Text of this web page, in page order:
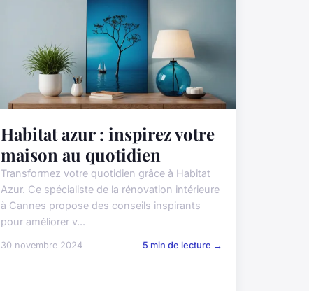
Habitat azur : inspirez votre
maison au quotidien
Transformez votre quotidien grâce à Habitat
Azur. Ce spécialiste de la rénovation intérieure
à Cannes propose des conseils inspirants
pour améliorer v...
30 novembre 2024 5 min de lecture →